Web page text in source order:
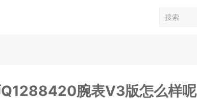
腕表V3版怎么样呢